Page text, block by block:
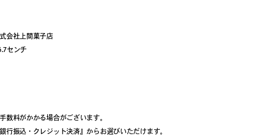
会社上間菓子店
センチ
数料がかかる場合がございます。
行振込・クレジット決済』からお選びいただけます。